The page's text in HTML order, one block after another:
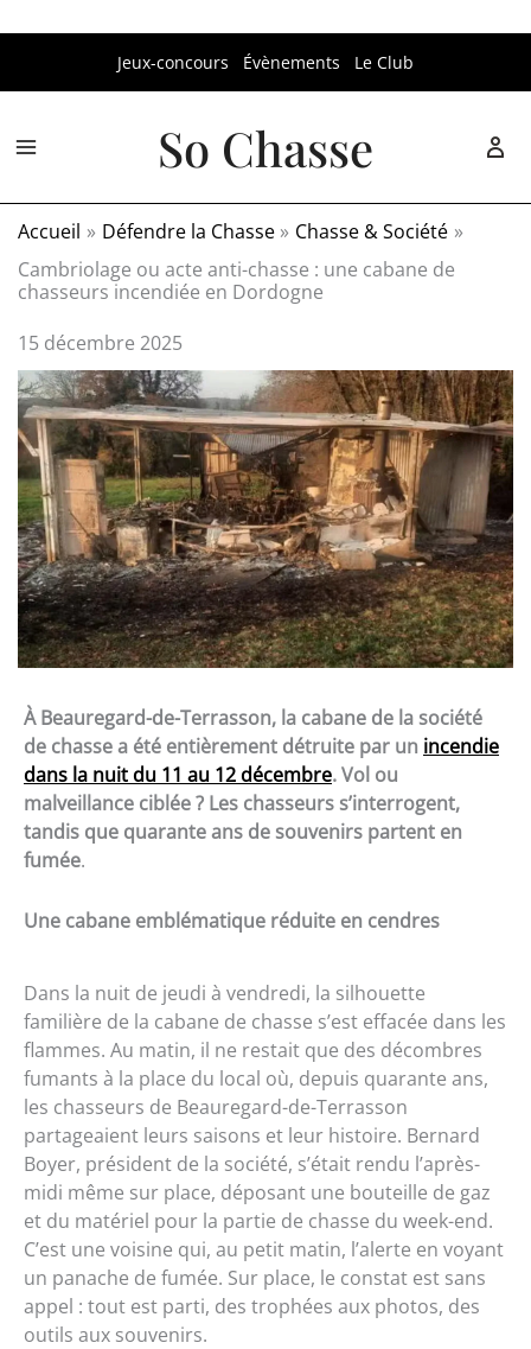
Jeux-concours Évènements Le Club
So Chasse
Accueil Défendre la Chasse
Chasse & Société
Cambriolage ou acte anti-chasse : une cabane de
chasseurs incendiée en Dordogne
15 décembre 2025
À Beauregard-de-Terrasson, la cabane de la société
de chasse a été entièrement détruite par un incendie
dans la nuit du 11 au 12 décembre. Vol ou
malveillance ciblée ? Les chasseurs s’interrogent,
tandis que quarante ans de souvenirs partent en
fumée.
Une cabane emblématique réduite en cendres
Dans la nuit de jeudi à vendredi, la silhouette
familière de la cabane de chasse s’est effacée dans les
flammes. Au matin, il ne restait que des décombres
fumants à la place du local où, depuis quarante ans,
les chasseurs de Beauregard-de-Terrasson
partageaient leurs saisons et leur histoire. Bernard
Boyer, président de la société, s’était rendu l’après-
midi même sur place, déposant une bouteille de gaz
et du matériel pour la partie de chasse du week-end.
C’est une voisine qui, au petit matin, l’alerte en voyant
un panache de fumée. Sur place, le constat est sans
appel : tout est parti, des trophées aux photos, des
outils aux souvenirs.